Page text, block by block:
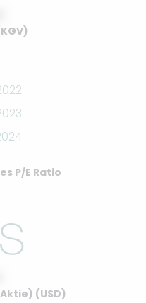
P/E Ratio
(USD)